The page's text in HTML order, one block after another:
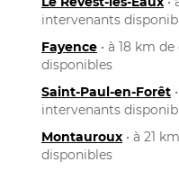
intervenants
Fayence • à 18 km
disponibles
Saint-Paul-en-Forêt
intervenants
Montauroux • à 21
disponibles